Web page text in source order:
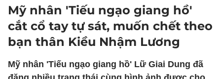
Mỹ nhân 'Tiếu ngạo giang hồ'
cắt cổ tay tự sát, muốn chết theo
bạn thân Kiều Nhậm Lương
Mỹ nhân 'Tiếu ngạo giang hồ' Lữ Giai Dung đã